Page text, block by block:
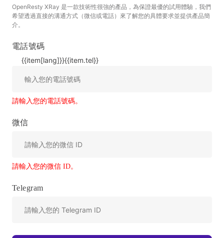
OpenResty XRay 是一款技術性很強的產品，為保證最優的試用體驗，我們
希望透過直接的溝通方式（微信或電話）來了解您的具體要求並提供產品簡
介。
電話號碼
{{item[lang]}}{{item.tel}}
請輸入您的電話號碼。
微信
請輸入您的微信 ID。
Telegram